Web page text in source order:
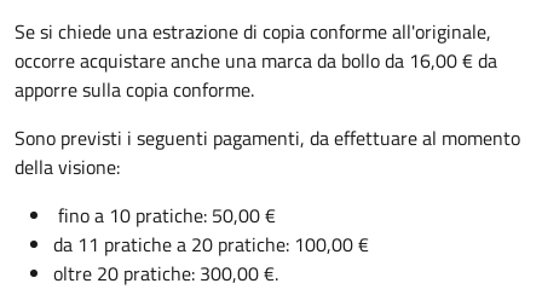
Se si chiede una estrazione di copia conforme all'originale,
occorre acquistare anche una marca da bollo da 16,00 € da
apporre sulla copia conforme.
Sono previsti i seguenti pagamenti, da effettuare al momento
della visione:
fino a 10 pratiche: 50,00 €
da 11 pratiche a 20 pratiche: 100,00 €
oltre 20 pratiche: 300,00 €.